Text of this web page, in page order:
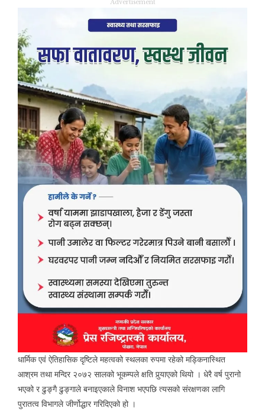
Advertisement
धार्मिक एवं ऐतिहासिक दृष्टिले महत्वको स्थलका रुपमा रहेको मड्किनास्थित
आश्रम तथा मन्दिर २०७२ सालको भूकम्पले क्षति पुर्‍याएको थियो । धेरै वर्ष पुरानो
भएको र ढुङ्गै ढुङ्गाले बनाइएकाले विनाश भएपछि त्यसको संरक्षणका लागि
पुरातत्व विभागले जीर्णोद्धार गरिदिएको हो ।